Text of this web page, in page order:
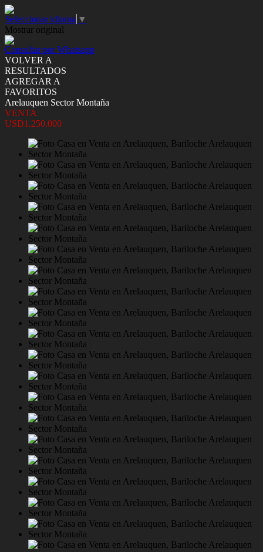
Seleccionar idioma ▼
Mostrar original
Consultar por Whatsapp
VOLVER A
RESULTADOS
AGREGAR A
FAVORITOS
Arelauquen Sector Montaña
VENTA
USD1.250.000